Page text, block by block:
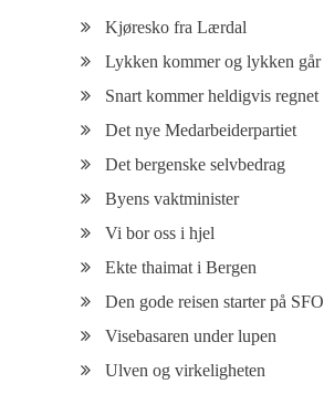
Kjøresko fra Lærdal
Lykken kommer og lykken går
Snart kommer heldigvis regnet
Det nye Medarbeiderpartiet
Det bergenske selvbedrag
Byens vaktminister
Vi bor oss i hjel
Ekte thaimat i Bergen
Den gode reisen starter på SFO
Visebasaren under lupen
Ulven og virkeligheten